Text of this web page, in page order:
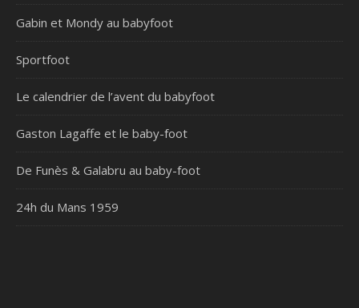
Gabin et Mondy au babyfoot
Sportfoot
Le calendrier de l’avent du babyfoot
Gaston Lagaffe et le baby-foot
De Funès & Galabru au baby-foot
24h du Mans 1959